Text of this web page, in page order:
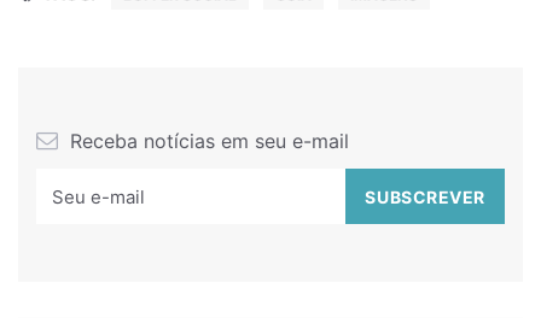
Receba notícias em seu e-mail